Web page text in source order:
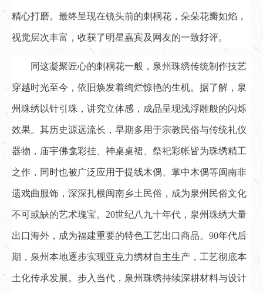
精心打磨。最终呈现在镜头前的刺桐花，朵朵花瓣如焰，
视觉层次丰富，收获了明星嘉宾及网友的一致好评。
同这凝聚匠心的刺桐花一般，泉州珠绣传统制作技艺
穿越时光至今，依旧焕发着绚烂惊艳的生机。据了解，泉
州珠绣以针引珠，讲究立体感，成品呈现浅浮雕般的闪烁
效果。其历史源远流长，早期多用于宗教民俗与传统礼仪
器物，庙宇佛龛彩挂、神桌桌裙、祭祀彩帐皆为珠绣精工
之作，同时也被广泛应用于提线木偶、掌中木偶等闽南非
遗戏曲服饰，深深扎根闽南乡土民俗，成为泉州民俗文化
不可或缺的艺术瑰宝。20世纪八九十年代，泉州珠绣大量
出口海外，成为福建重要的特色工艺出口商品。90年代后
期，泉州本地逐步实现亚克力绣材自主生产，工艺彻底本
土化传承发展。步入当代，泉州珠绣持续深耕材料与设计